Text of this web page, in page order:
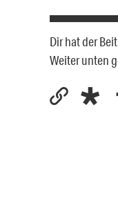
Dir hat der
Weiter unten